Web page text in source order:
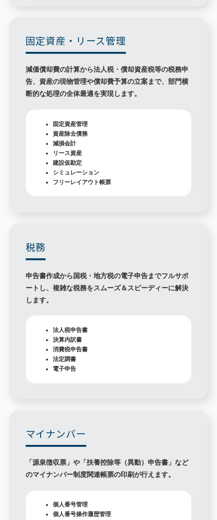
固定資産・リース管理
減価償却費の計算から法人税・償却資産税等の税務申
告、資産の現物管理や償却費予算の立案まで、部門横
断的な処理の全体最適を実現します。
固定資産管理
資産除去債務
減損会計
リース資産
建設仮勘定
シミュレーション
フリーレイアウト帳票
税務
申告書作成から国税・地方税の電子申告までフルサポ
ートし、複雑な税務をスムーズ＆スピーディーに解決
します。
法人税申告書
決算内訳書
消費税申告書
法定調書
電子申告
マイナンバー
「源泉徴収票」や「扶養控除等（異動）申告書」など
のマイナンバー制度関連帳票の印刷が行えます。
個人番号管理
個人番号操作履歴管理